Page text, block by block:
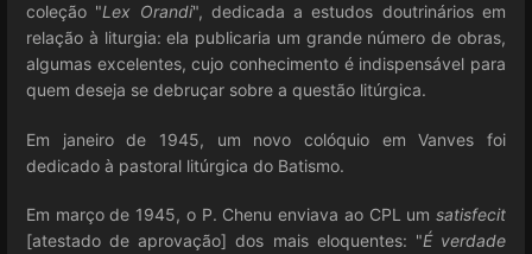
coleção "Lex Orandi", dedicada a estudos doutrinários em
relação à liturgia: ela publicaria um grande número de obras,
algumas excelentes, cujo conhecimento é indispensável para
quem deseja se debruçar sobre a questão litúrgica.
Em janeiro de 1945, um novo colóquio em Vanves foi
dedicado à pastoral litúrgica do Batismo.
Em março de 1945, o P. Chenu enviava ao CPL um satisfecit
[atestado de aprovação] dos mais eloquentes: "É verdade